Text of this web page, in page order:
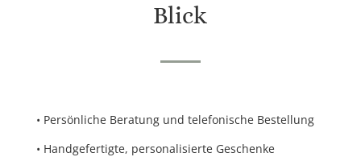
Blick
• Persönliche Beratungund telefonische Bestellung
• Handgefertigte, personalisierte Geschenke